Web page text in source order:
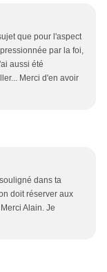
que pour l'aspect
par la foi,
aussi été
Merci d'en avoir
dans ta
doit réserver aux
Alain. Je